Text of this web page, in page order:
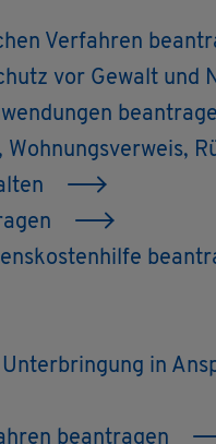
Ver­fah­ren
vor Ge­walt und
in
be­an­tra­gen